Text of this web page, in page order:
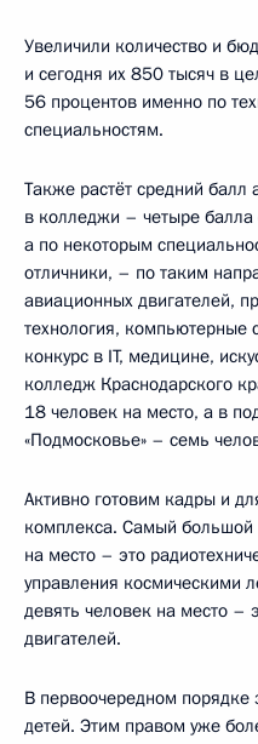
Увеличили количество и
и сегодня их 850 тысяч в
56 процентов именно по
специальностям.
Также растёт средний балл
в колледжи – четыре балла
а по некоторым
отличники, – по таким
авиационных двигателей,
технология, компьютерные
конкурс в IT, медицине,
колледж Краснодарского
18 человек на место, а в
«Подмосковье» – семь
Активно готовим кадры и
комплекса. Самый большой
на место – это
управления космическими
девять человек на место –
двигателей.
В первоочередном
детей. Этим правом уже